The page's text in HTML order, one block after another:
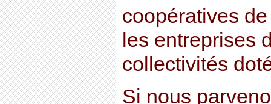
coopératives
les entreprises
collectivités
Si nous